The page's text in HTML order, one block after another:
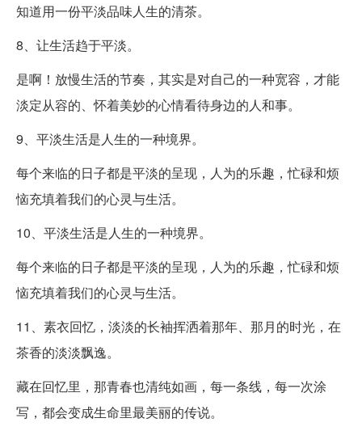
知道用一份平淡品味人生的清茶。
8、让生活趋于平淡。
是啊！放慢生活的节奏，其实是对自己的一种宽容，才能
淡定从容的、怀着美妙的心情看待身边的人和事。
9、平淡生活是人生的一种境界。
每个来临的日子都是平淡的呈现，人为的乐趣，忙碌和烦
恼充填着我们的心灵与生活。
10、平淡生活是人生的一种境界。
每个来临的日子都是平淡的呈现，人为的乐趣，忙碌和烦
恼充填着我们的心灵与生活。
11、素衣回忆，淡淡的长袖挥洒着那年、那月的时光，在
茶香的淡淡飘逸。
藏在回忆里，那青春也清纯如画，每一条线，每一次涂
写，都会变成生命里最美丽的传说。